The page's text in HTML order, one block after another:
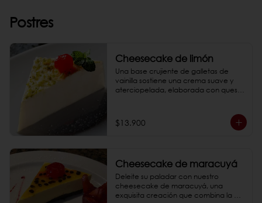
Postres
Cheesecake de limón
Una base crujiente de galletas de
vainilla sostiene una crema suave y
aterciopelada, elaborada con queso
*Fotos de referencia
$13.900
Cheesecake de maracuyá
Deleite su paladar con nuestro
cheesecake de maracuyá, una
exquisita creación que combina la